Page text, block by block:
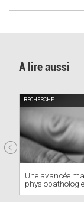
A lire aussi
RECHERCHE
Une avancée